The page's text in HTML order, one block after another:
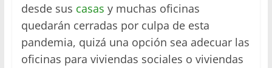
desde sus casas y muchas oficinas
quedarán cerradas por culpa de esta
pandemia, quizá una opción sea adecuar las
oficinas para viviendas sociales o viviendas